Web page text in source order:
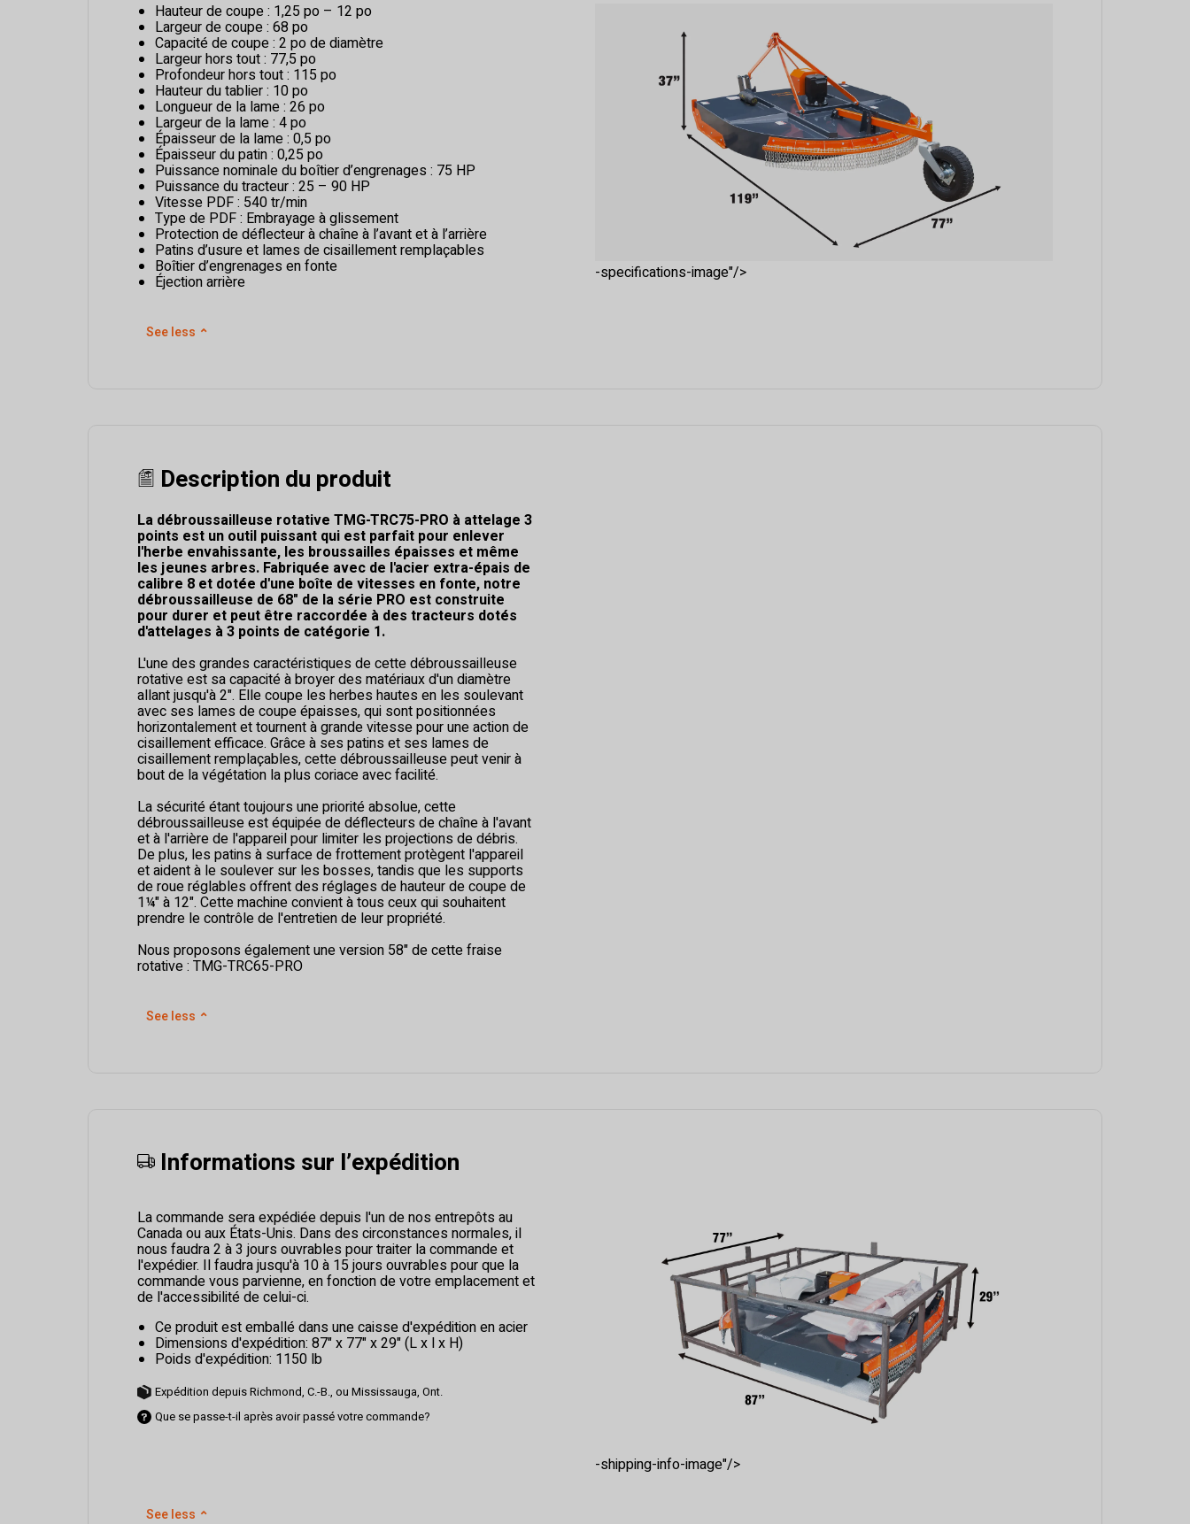
Hauteur de coupe : 1,25 po – 12 po
Largeur de coupe : 68 po
Capacité de coupe : 2 po de diamètre
Largeur hors tout : 77,5 po
Profondeur hors tout : 115 po
Hauteur du tablier : 10 po
Longueur de la lame : 26 po
Largeur de la lame : 4 po
Épaisseur de la lame : 0,5 po
Épaisseur du patin : 0,25 po
Puissance nominale du boîtier d’engrenages : 75 HP
Puissance du tracteur : 25 – 90 HP
Vitesse PDF : 540 tr/min
Type de PDF : Embrayage à glissement
Protection de déflecteur à chaîne à l’avant et à l’arrière
Patins d’usure et lames de cisaillement remplaçables
Boîtier d’engrenages en fonte
Éjection arrière -specifications-image"/>
See less ⌃
Description du produit
La débroussailleuse rotative TMG-TRC75-PRO à attelage 3
points est un outil puissant qui est parfait pour enlever
l'herbe envahissante, les broussailles épaisses et même
les jeunes arbres. Fabriquée avec de l'acier extra-épais de
calibre 8 et dotée d'une boîte de vitesses en fonte, notre
débroussailleuse de 68" de la série PRO est construite
pour durer et peut être raccordée à des tracteurs dotés
d'attelages à 3 points de catégorie 1.
L'une des grandes caractéristiques de cette débroussailleuse
rotative est sa capacité à broyer des matériaux d'un diamètre
allant jusqu'à 2". Elle coupe les herbes hautes en les soulevant
avec ses lames de coupe épaisses, qui sont positionnées
horizontalement et tournent à grande vitesse pour une action de
cisaillement efficace. Grâce à ses patins et ses lames de
cisaillement remplaçables, cette débroussailleuse peut venir à
bout de la végétation la plus coriace avec facilité.
La sécurité étant toujours une priorité absolue, cette
débroussailleuse est équipée de déflecteurs de chaîne à l'avant
et à l'arrière de l'appareil pour limiter les projections de débris.
De plus, les patins à surface de frottement protègent l'appareil
et aident à le soulever sur les bosses, tandis que les supports
de roue réglables offrent des réglages de hauteur de coupe de
1¼" à 12". Cette machine convient à tous ceux qui souhaitent
prendre le contrôle de l'entretien de leur propriété.
Nous proposons également une version 58" de cette fraise
rotative : TMG-TRC65-PRO
See less ⌃
Informations sur l’expédition
La commande sera expédiée depuis l'un de nos entrepôts au
Canada ou aux États-Unis. Dans des circonstances normales, il
nous faudra 2 à 3 jours ouvrables pour traiter la commande et
l'expédier. Il faudra jusqu'à 10 à 15 jours ouvrables pour que la
commande vous parvienne, en fonction de votre emplacement et
de l'accessibilité de celui-ci.
Ce produit est emballé dans une caisse d'expédition en acier
Dimensions d'expédition: 87" x 77" x 29" (L x l x H)
Poids d'expédition: 1150 lb
Expédition depuis Richmond, C.-B., ou Mississauga, Ont.
Que se passe-t-il après avoir passé votre commande?
-shipping-info-image"/>
See less ⌃